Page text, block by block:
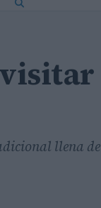
visitar
llena de